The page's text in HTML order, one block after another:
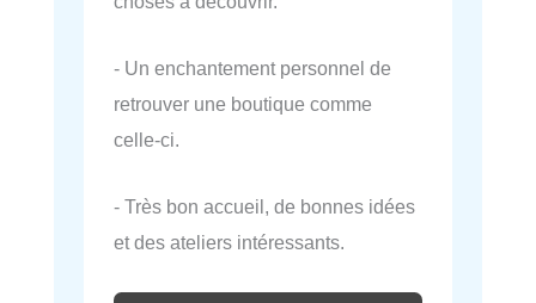
- Un enchantement personnel de
retrouver une boutique comme
celle-ci.
- Très bon accueil, de bonnes idées
et des ateliers intéressants.